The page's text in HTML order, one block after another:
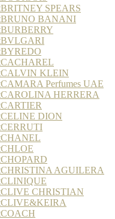
BRITNEY SPEARS
BRUNO BANANI
BURBERRY
BVLGARI
BYREDO
CACHAREL
CALVIN KLEIN
CAMARA Perfumes UAE
CAROLINA HERRERA
CARTIER
CELINE DION
CERRUTI
CHANEL
CHLOE
CHOPARD
CHRISTINA AGUILERA
CLINIQUE
CLIVE CHRISTIAN
CLIVE&KEIRA
COACH